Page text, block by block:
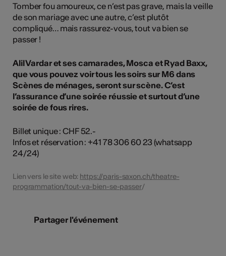
Tomber fou amoureux, ce n’est pas grave, mais la veille
de son mariage avec une autre, c’est plutôt
compliqué… mais rassurez-vous, tout va bien se
passer !
Alil Vardar et ses camarades, Mosca et Ryad Baxx,
que vous pouvez voir tous les soirs sur M6 dans
Scènes de ménages, seront sur scène. C’est
l’assurance d’une soirée réussie et surtout d’une
soirée de fous rires.
Billet unique : CHF 52.-
Infos et réservation : +41 78 306 60 23 (whatsapp
24/24)
Lien vers le site web: https://paris-saxon.ch/theatre-
programmation/tout-va-bien-se-passer/
Partager l'événement